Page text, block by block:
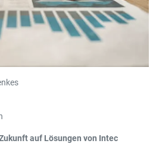
auf Lösungen von Intec